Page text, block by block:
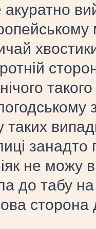
акуратно
таких
занадто
не можу
до табу
сторона